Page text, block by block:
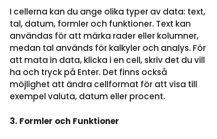
I cellerna kan du ange olika typer av data: text,
tal, datum, formler och funktioner. Text kan
användas för att märka rader eller kolumner,
medan tal används för kalkyler och analys. För
att mata in data, klicka i en cell, skriv det du vill
ha och tryck på Enter. Det finns också
möjlighet att ändra cellformat för att visa till
exempel valuta, datum eller procent.
3. Formler och Funktioner